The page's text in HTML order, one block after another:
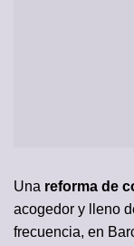
Una reforma de
acogedor y lleno
frecuencia, en